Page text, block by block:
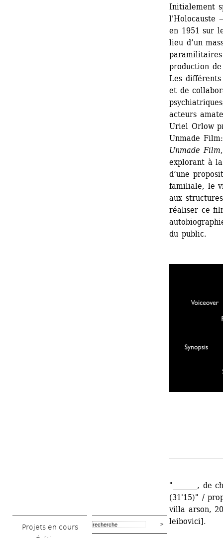
Projets en cours
Initialement
l'Holocauste
en 1951 sur
lieu d’un
production
Les
et de
acteurs
Uriel Orlow
Unmade
Unmade Film
explorant à
d’une
familiale, le
aux
réaliser ce
du public.
"_______, de
(31'15)" /
villa arson,
leibovici].